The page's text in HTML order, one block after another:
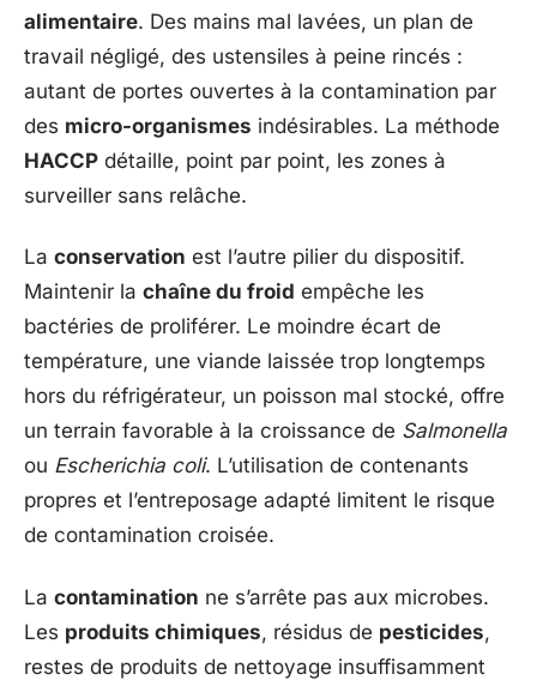
alimentaire. Des mains mal lavées, un plan de
travail négligé, des ustensiles à peine rincés :
autant de portes ouvertes à la contamination par
des micro-organismes indésirables. La méthode
HACCP détaille, point par point, les zones à
surveiller sans relâche.
La conservation est l’autre pilier du dispositif.
Maintenir la chaîne du froid empêche les
bactéries de proliférer. Le moindre écart de
température, une viande laissée trop longtemps
hors du réfrigérateur, un poisson mal stocké, offre
un terrain favorable à la croissance de Salmonella
ou Escherichia coli. L’utilisation de contenants
propres et l’entreposage adapté limitent le risque
de contamination croisée.
La contamination ne s’arrête pas aux microbes.
Les produits chimiques, résidus de pesticides,
restes de produits de nettoyage insuffisamment